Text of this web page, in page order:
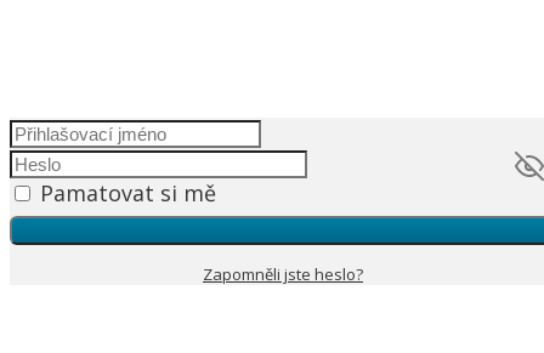
Pamatovat si mě
Zapomněli jste heslo?